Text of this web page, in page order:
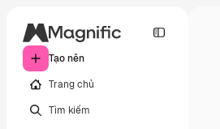
Tạo nên
Trang chủ
Tìm kiếm